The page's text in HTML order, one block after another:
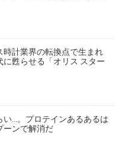
時計業界の転換点で生まれ
に甦らせる「オリス スター
い…。プロテインあるあるは
ーンで解消だ